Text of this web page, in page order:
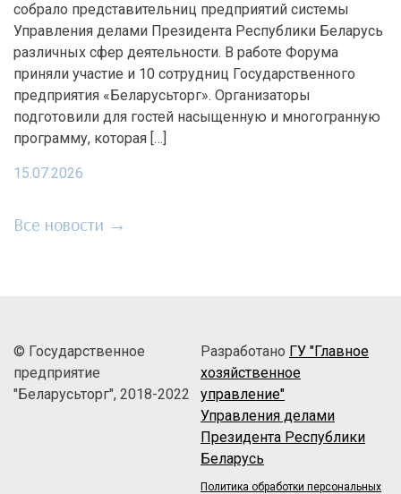
собрало представительниц предприятий системы
Управления делами Президента Республики Беларусь
различных сфер деятельности. В работе Форума
приняли участие и 10 сотрудниц Государственного
предприятия «Беларусьторг». Организаторы
подготовили для гостей насыщенную и многогранную
программу, которая […]
15.07.2026
Все новости →
© Государственное
предприятие
"Беларусьторг", 2018-2022
Разработано ГУ "Главное
хозяйственное
управление"
Управления делами
Президента Республики
Беларусь
Политика обработки персональных